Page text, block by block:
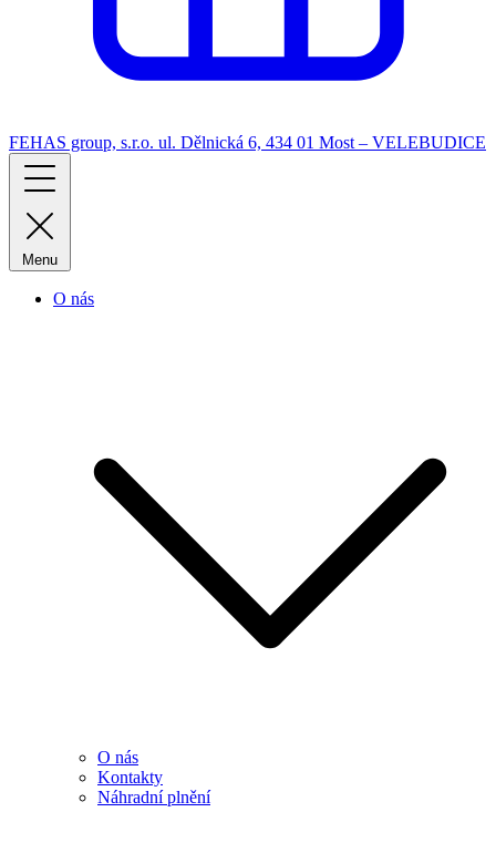
FEHAS group, s.r.o. ul. Dělnická 6, 434 01 Most – VELEBUDICE
Menu
O nás
O nás
Kontakty
Náhradní plnění